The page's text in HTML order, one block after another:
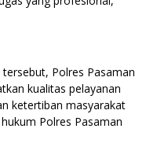
Polres Pasaman
kualitas pelayanan
ketertiban masyarakat
Polres Pasaman